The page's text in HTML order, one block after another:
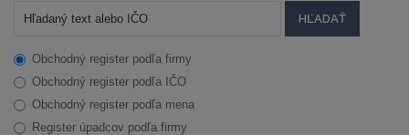
Obchodný register podľa firmy
Obchodný register podľa IČO
Obchodný register podľa mena
Register úpadcov podľa firmy